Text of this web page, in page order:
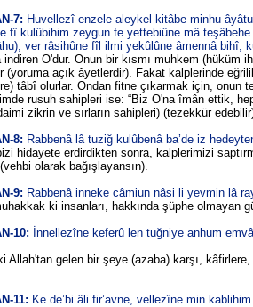
7: Huvellezî enzele aleykel kitâbe minhu
fî kulûbihim zeygun fe yettebiûne mâ
ver râsihûne fîl ilmi yekûlûne âmennâ bihî,
indiren O'dur. Onun bir kısmı muhkem (hüküm
(yoruma açık âyetlerdir). Fakat kalplerinde
tâbî olurlar. Ondan fitne çıkarmak için, onun
rusuh sahipleri ise: “Biz O'na îmân ettik,
zikrin ve sırların sahipleri) (tezekkür
8: Rabbenâ lâ tuziğ kulûbenâ ba’de iz
hidayete erdirdikten sonra, kalplerimizi
olarak bağışlayansın).
9: Rabbenâ inneke câmiun nâsi li yevmin lâ
ki insanları, hakkında şüphe olmayan
10: İnnellezîne keferû len tuğniye anhum
Allah'tan gelen bir şeye (azaba) karşı,
11: Ke de’bi âli fir’avne, vellezîne min